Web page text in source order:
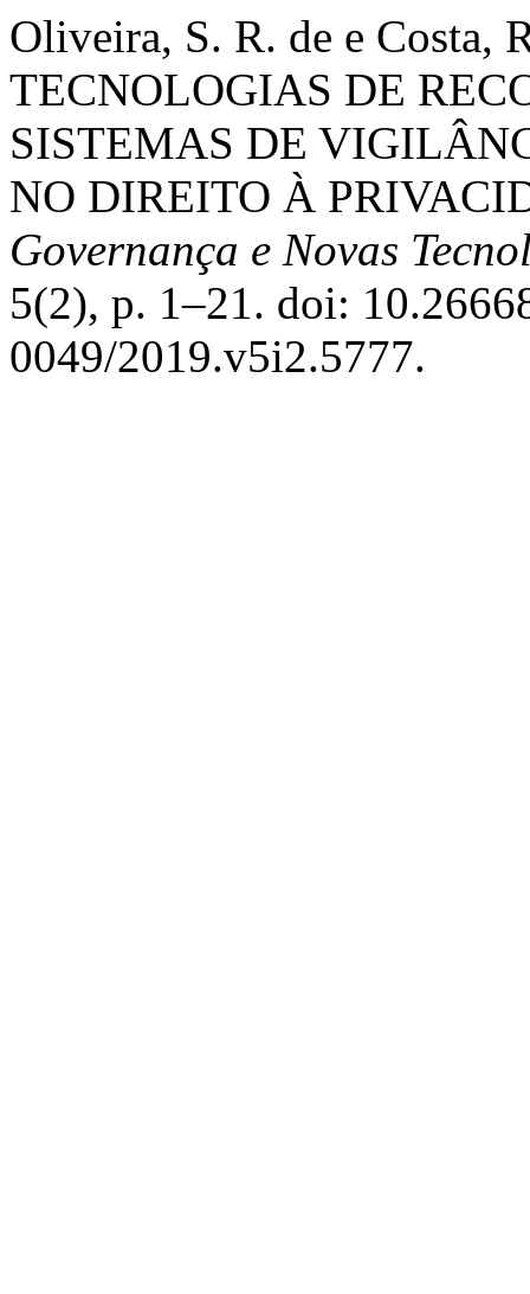
Oliveira, S. R. de e Costa,
TECNOLOGIAS DE
SISTEMAS DE
NO DIREITO À
Governança e Novas
5(2), p. 1–21. doi:
0049/2019.v5i2.5777.